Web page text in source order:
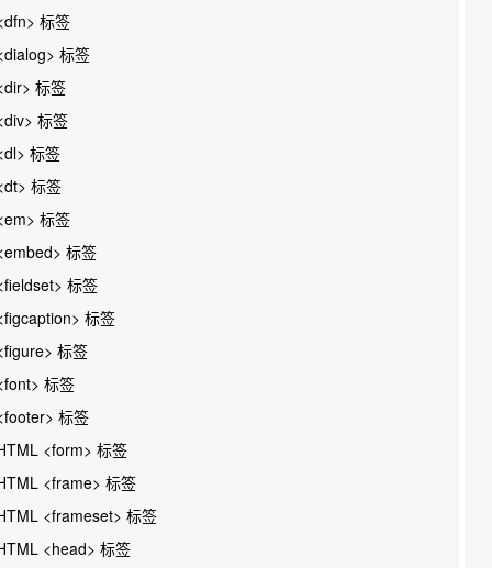
标签
标签
标签
标签
标签
标签
标签
标签
标签
标签
标签
标签
标签
<form> 标签
<frame> 标签
<frameset> 标签
<head> 标签